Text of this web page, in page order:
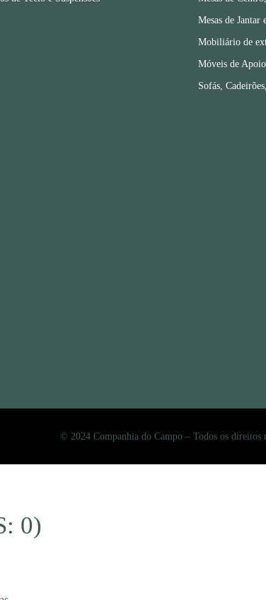
Mesas de Jantar
Mobiliário de
Móveis de
Sofás,
© 2024 Companhia do Campo – Todos os direitos
0)